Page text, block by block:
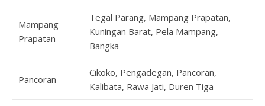
Mampang
Prapatan
Tegal Parang, Mampang Prapatan,
Kuningan Barat, Pela Mampang,
Bangka
Pancoran
Cikoko, Pengadegan, Pancoran,
Kalibata, Rawa Jati, Duren Tiga